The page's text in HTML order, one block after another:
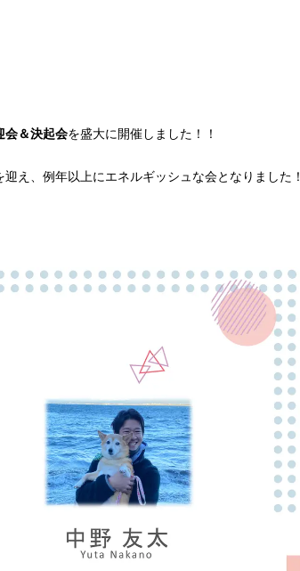
会＆決起会を盛大に開催しました！！
迎え、例年以上にエネルギッシュな会となりました！